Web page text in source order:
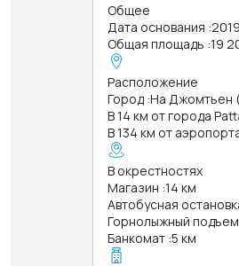
Общее
Дата основания :2019
Общая площадь :19
Расположение
Город :На Джомтьен
В 14 км от города
В 134 км от
В окрестностях
Магазин :14 км
Автобусная
Горнолыжный
Банкомат :5 км